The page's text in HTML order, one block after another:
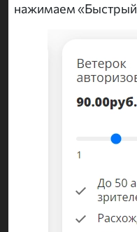
нажимаем «Быстрый